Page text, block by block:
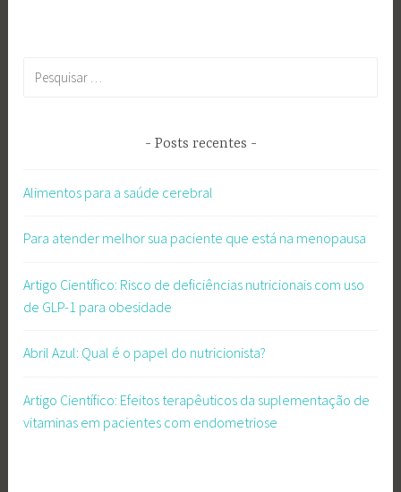
Posts recentes
Alimentos para a saúde cerebral
Para atender melhor sua paciente que está na menopausa
Artigo Científico: Risco de deficiências nutricionais com uso
de GLP-1 para obesidade
Abril Azul: Qual é o papel do nutricionista?
Artigo Científico: Efeitos terapêuticos da suplementação de
vitaminas em pacientes com endometriose